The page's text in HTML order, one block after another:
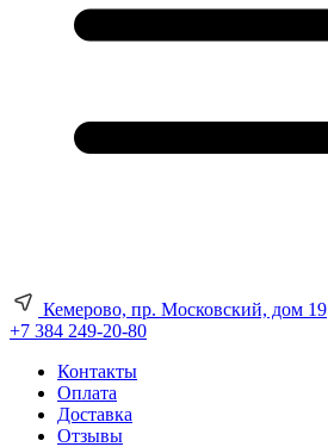
Кемерово, пр. Московский, дом 19
+7 384 249-20-80
Контакты
Оплата
Доставка
Отзывы